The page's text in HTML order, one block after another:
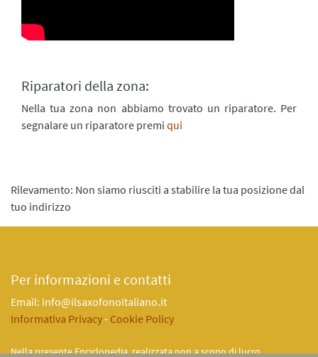
Riparatori della zona:
Nella tua zona non abbiamo trovato un riparatore. Per
segnalare un riparatore premi qui
Rilevamento: Non siamo riusciti a stabilire la tua posizione dal
tuo indirizzo
Per informazioni e contatti
Email: info@ilsaxofonoitaliano.it
Informativa Privacy- Cookie Policy
Nella presente Enciclopedia, realizzata non a scopo di lucro,